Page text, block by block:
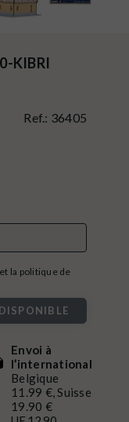
KIBRI
Ref.: 36405
la politique de
Envoi à
l’international
Belgique
11.99 €, Suisse
19.90 €